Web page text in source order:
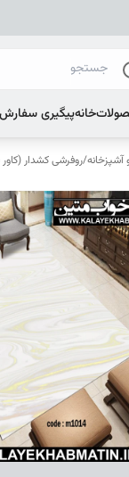
خانهپیگیری سفارش
آشپزخانه/روفرشی کشدار